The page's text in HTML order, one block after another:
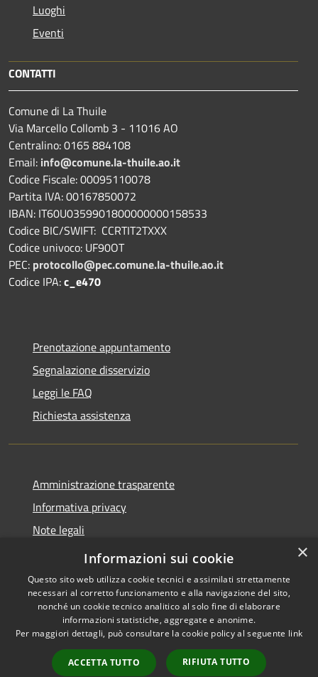
Luoghi
Eventi
CONTATTI
Comune di La Thuile
Via Marcello Collomb 3 - 11016 AO
Centralino: 0165 884108
Email: info@comune.la-thuile.ao.it
Codice Fiscale: 00095110078
Partita IVA: 00167850072
IBAN: IT60U0359901800000000158533
Codice BIC/SWIFT: CCRTIT2TXXX
Codice univoco: UF90OT
PEC: protocollo@pec.comune.la-thuile.ao.it
Codice IPA:c_e470
Prenotazione appuntamento
Segnalazione disservizio
Leggi le FAQ
Richiesta assistenza
Amministrazione trasparente
Informativa privacy
Note legali
Dichiarazione di accessibilità
Accessibilità
Copyright © 2026 • Comune di
La Thuile • Powered by
Municipium•
Accesso
×
Informazioni sui cookie
Questo sito web utilizza cookie tecnici e assimilati strettamente
necessari al corretto funzionamento e alla navigazione del sito,
nonché un cookie tecnico analitico al solo fine di elaborare
informazioni statistiche, aggregate e anonime.
Per maggiori dettagli, può consultare la cookie policy al seguente link
ACCETTA TUTTO RIFIUTA TUTTO